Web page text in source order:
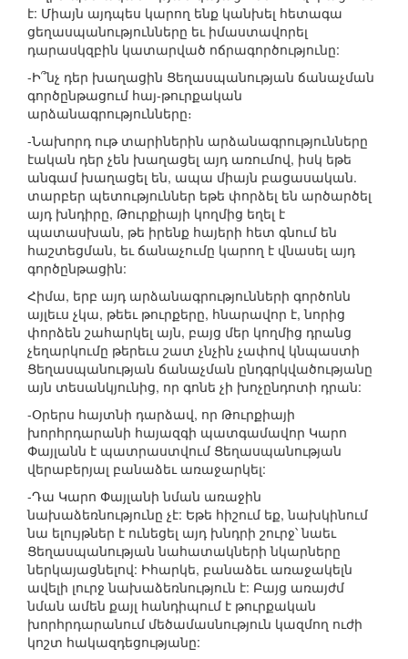
է: Միայն այդպես կարող ենք կանխել հետագա
ցեղասպանությունները եւ իմաստավորել
դարասկզբին կատարված ոճրագործությունը:
-Ի՞նչ դեր խաղացին Ցեղասպանության ճանաչման
գործընթացում հայ-թուրքական
արձանագրությունները։
-Նախորդ ութ տարիներին արձանագրությունները
էական դեր չեն խաղացել այդ առումով, իսկ եթե
անգամ խաղացել են, ապա միայն բացասական.
տարբեր պետություններ եթե փորձել են արծարծել
այդ խնդիրը, Թուրքիայի կողմից եղել է
պատասխան, թե իրենք հայերի հետ գնում են
հաշտեցման, եւ ճանաչումը կարող է վնասել այդ
գործընթացին:
Հիմա, երբ այդ արձանագրությունների գործոնն
այլեւս չկա, թեեւ թուրքերը, հնարավոր է, նորից
փորձեն շահարկել այն, բայց մեր կողմից դրանց
չեղարկումը թերեւս շատ չնչին չափով կնպաստի
Ցեղասպանության ճանաչման ընդգրկվածությանը
այն տեսանկյունից, որ գոնե չի խոչընդոտի դրան:
-Օրերս հայտնի դարձավ, որ Թուրքիայի
խորհրդարանի հայազգի պատգամավոր Կարո
Փայլանն է պատրաստվում Ցեղասպանության
վերաբերյալ բանաձեւ առաջարկել:
-Դա Կարո Փայլանի նման առաջին
նախաձեռնությունը չէ: Եթե հիշում եք, նախկինում
նա ելույթներ է ունեցել այդ խնդրի շուրջ՝ նաեւ
Ցեղասպանության նահատակների նկարները
ներկայացնելով: Իհարկե, բանաձեւ առաջակելն
ավելի լուրջ նախաձեռնություն է: Բայց առայժմ
նման ամեն քայլ հանդիպում է թուրքական
խորհրդարանում մեծամասնություն կազմող ուժի
կոշտ հակազդեցությանը: